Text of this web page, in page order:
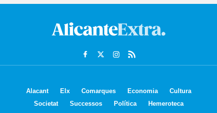
Alacant Elx Comarques Economia
Cultura
Societat
Successos Política Hemeroteca